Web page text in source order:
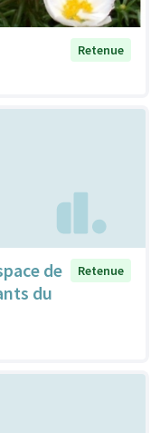
Retenue
de
du
Retenue